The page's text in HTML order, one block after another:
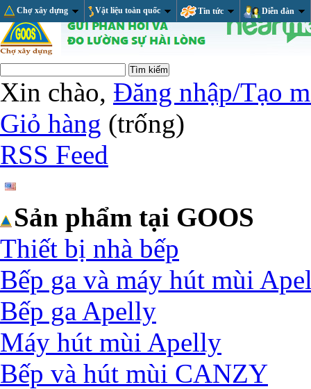
Chợ xây dựng Vật liệu toàn quốc Tin tức Diễn đàn
Xin chào, Đăng nhập/Tạo
Giỏ hàng (trống)
RSS Feed
Sản phẩm tại GOOS
Thiết bị nhà bếp
Bếp ga và máy hút mùi
Bếp ga Apelly
Máy hút mùi Apelly
Bếp và hút mùi CANZY